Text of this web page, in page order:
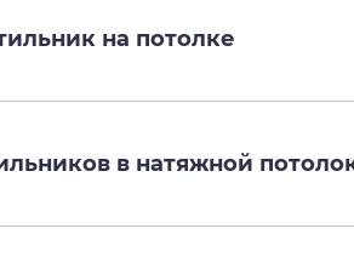
на потолке
в натяжной